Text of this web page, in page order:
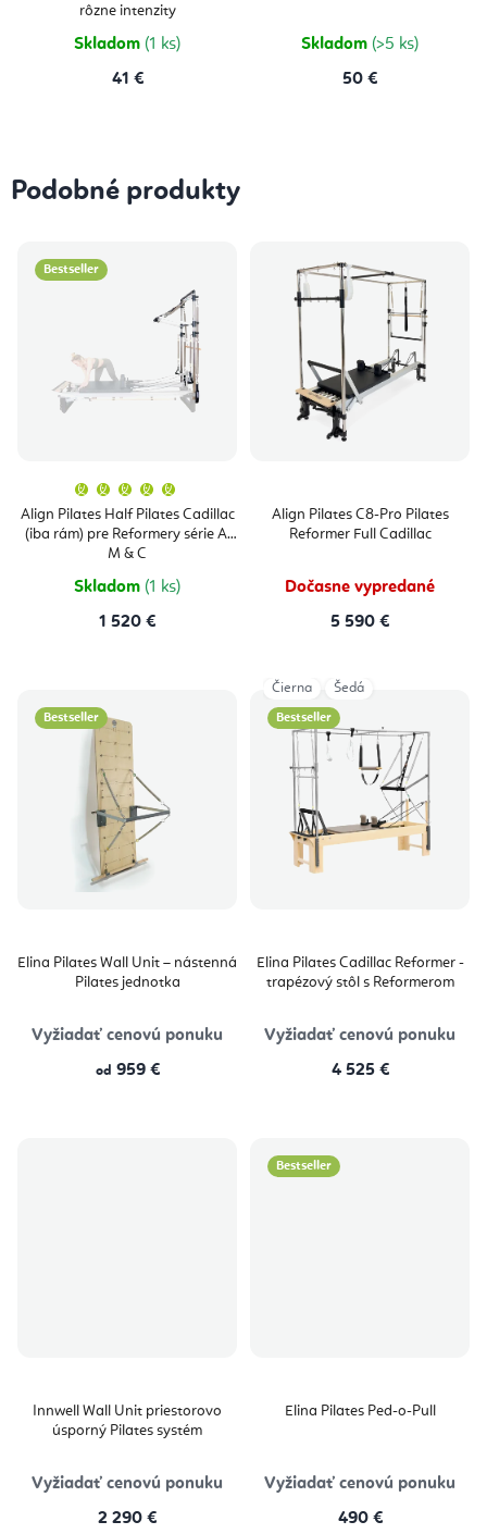
rôzne intenzity
Skladom (1 ks)
41 €
Skladom (>5 ks)
50 €
Podobné produkty
Bestseller
Align Pilates Half Pilates Cadillac
(iba rám) pre Reformery série A,
M & C
produktu
je
5,0
Skladom (1 ks)
1 520 €
Align Pilates C8-Pro Pilates
Reformer Full Cadillac
Dočasne vypredané
5 590 €
Bestseller
Elina Pilates Wall Unit – nástenná
Pilates jednotka
Vyžiadať cenovú ponuku
od 959 €
Bestseller
Elina Pilates Cadillac Reformer -
trapézový stôl s Reformerom
Vyžiadať cenovú ponuku
4 525 €
Čierna Šedá
Innwell Wall Unit priestorovo
úsporný Pilates systém
Vyžiadať cenovú ponuku
2 290 €
Bestseller
Elina Pilates Ped-o-Pull
Vyžiadať cenovú ponuku
490 €